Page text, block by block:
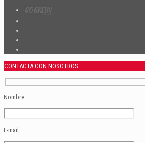
CONTACTA CON NOSOTROS
Nombre
E-mail